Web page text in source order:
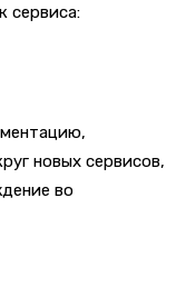
сервиса:
новых сервисов,
во